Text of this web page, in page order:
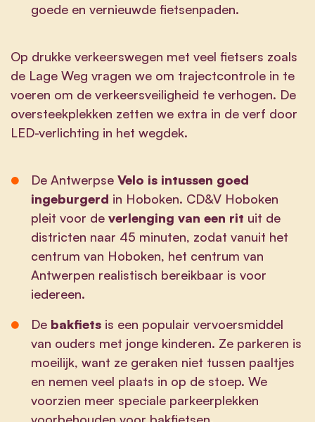
goede en vernieuwde fietsenpaden.
Op drukke verkeerswegen met veel fietsers zoals
de Lage Weg vragen we om trajectcontrole in te
voeren om de verkeersveiligheid te verhogen. De
oversteekplekken zetten we extra in de verf door
LED-verlichting in het wegdek.
De Antwerpse Velo is intussen goed
ingeburgerd in Hoboken. CD&V Hoboken
pleit voor de verlenging van een rit uit de
districten naar 45 minuten, zodat vanuit het
centrum van Hoboken, het centrum van
Antwerpen realistisch bereikbaar is voor
iedereen.
De bakfietsis een populair vervoersmiddel
van ouders met jonge kinderen. Ze parkeren is
moeilijk, want ze geraken niet tussen paaltjes
en nemen veel plaats in op de stoep. We
voorzien meer speciale parkeerplekken